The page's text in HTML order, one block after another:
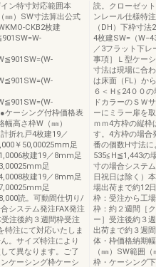
ン特寸対応範囲本
㎜）SW寸法算出公式
CKB2枚建
ーシング付枠価格表
幅高さ枠W（㎜）
折れ戸4枚建19／
￥50,00025mm足
枚建19／8mm足
足
枚建19／8mm足
足
読。可動間仕切り/
システム発注FAX発注
注後約３週間枠受注
特注にて対応いたしま
。サイズ特注により
て異なります。ご了
ケーシング枠ケーシ
読。クローゼッ
ンレール仕様特
（DH）下枠寸
4枚建SW=（
／3フラット下レ
事項］Ｌ型ケー
寸法は現場に合
は床面（FL）か
６＜Ｈ≦24００
ドカラーのＳＷ
ーにミラー扉を
ｍｍ4方枠の縦枠
す。4方枠の場合
番の個数H寸法
535≦H≦1,443の
寸の場合システ
日祝日は除く）
場出荷まで約12
枠：受注から工
枠：約２週間［
ー］受注後約３
出荷まで約３週
体・枠価格納期
（㎜）SW範囲
枠・ケーシング